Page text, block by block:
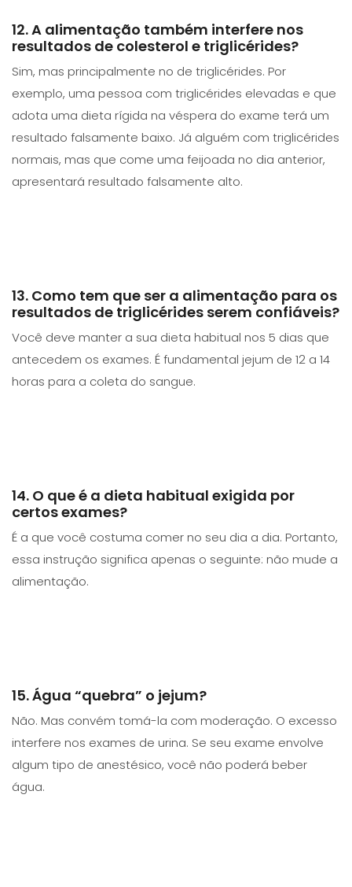
12. A alimentação também interfere nos
resultados de colesterol e triglicérides?
Sim, mas principalmente no de triglicérides. Por
exemplo, uma pessoa com triglicérides elevadas e que
adota uma dieta rígida na véspera do exame terá um
resultado falsamente baixo. Já alguém com triglicérides
normais, mas que come uma feijoada no dia anterior,
apresentará resultado falsamente alto.
13. Como tem que ser a alimentação para os
resultados de triglicérides serem confiáveis?
Você deve manter a sua dieta habitual nos 5 dias que
antecedem os exames. É fundamental jejum de 12 a 14
horas para a coleta do sangue.
14. O que é a dieta habitual exigida por
certos exames?
É a que você costuma comer no seu dia a dia. Portanto,
essa instrução significa apenas o seguinte: não mude a
alimentação.
15. Água “quebra” o jejum?
Não. Mas convém tomá-la com moderação. O excesso
interfere nos exames de urina. Se seu exame envolve
algum tipo de anestésico, você não poderá beber
água.